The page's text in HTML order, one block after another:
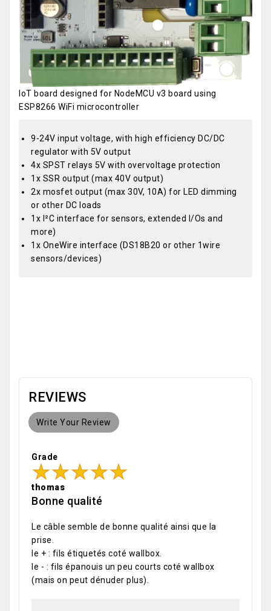
IoT board designed for NodeMCU v3 board using
ESP8266 WiFi microcontroller
9-24V input voltage, with high efficiency DC/DC
regulator with 5V output
4x SPST relays 5V with overvoltage protection
1x SSR output (max 40V output)
2x mosfet output (max 30V, 10A) for LED dimming
or other DC loads
1x I²C interface for sensors, extended I/Os and
more)
1x OneWire interface (DS18B20 or other 1wire
sensors/devices)
REVIEWS
Write Your Review
Grade
thomas
Bonne qualité
Le câble semble de bonne qualité ainsi que la
prise.
le + : fils étiquetés coté wallbox.
le - : fils épanouis un peu courts coté wallbox
(mais on peut dénuder plus).